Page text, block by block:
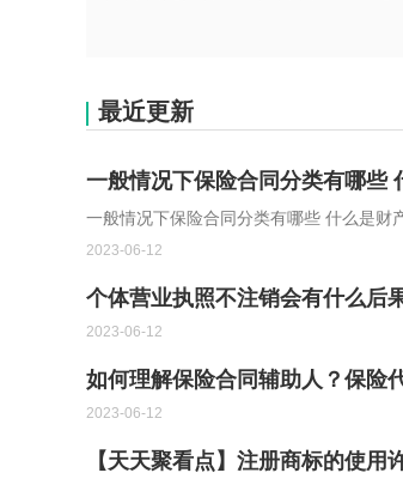
最近更新
一般情况下保险合同分类有哪些
一般情况下保险合同分类有哪些 什么是财
2023-06-12
个体营业执照不注销会有什么后
2023-06-12
如何理解保险合同辅助人？保险
2023-06-12
【天天聚看点】注册商标的使